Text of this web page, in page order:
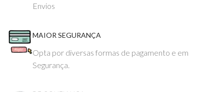
Envios
MAIOR SEGURANÇA
Opta por diversas formas de pagamento e em
Segurança.